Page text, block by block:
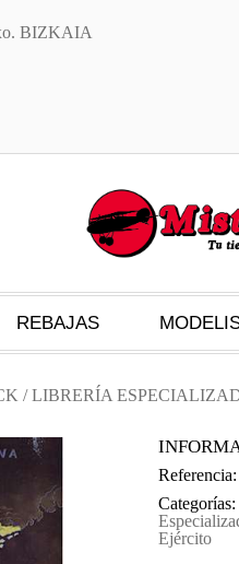
BIZKAIA
REBAJAS
/LIBRERÍA
Referencia:
Categorías:
Ejército